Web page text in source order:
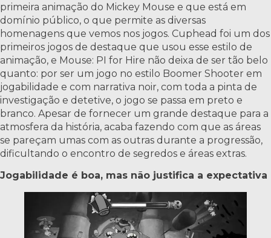
primeira animação do Mickey Mouse e que está em
domínio público, o que permite as diversas
homenagens que vemos nos jogos. Cuphead foi um dos
primeiros jogos de destaque que usou esse estilo de
animação, e Mouse: PI for Hire não deixa de ser tão belo
quanto: por ser um jogo no estilo Boomer Shooter em
jogabilidade e com narrativa noir, com toda a pinta de
investigação e detetive, o jogo se passa em preto e
branco. Apesar de fornecer um grande destaque para a
atmosfera da história, acaba fazendo com que as áreas
se pareçam umas com as outras durante a progressão,
dificultando o encontro de segredos e áreas extras.
Jogabilidade é boa, mas não justifica a expectativa